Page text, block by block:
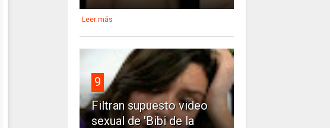
Leer más
9
Filtran supuesto video
sexual de 'Bibi de la